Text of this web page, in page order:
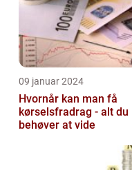
09 januar 2024
Hvornår kan man få
kørselsfradrag - alt du
behøver at vide